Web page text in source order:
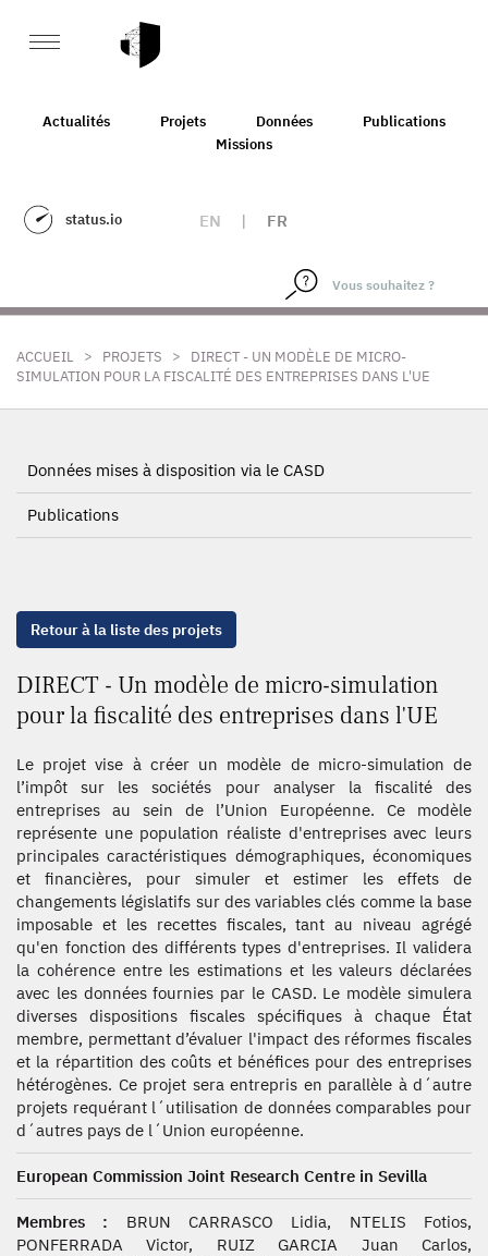
Actualités Projets Données
Publications
Missions
status.io EN | FR
ACCUEIL > PROJETS >
DIRECT - UN MODÈLE DE MICRO-
SIMULATION POUR LA FISCALITÉ DES ENTREPRISES DANS L'UE
Données mises à disposition via le CASD
Publications
Retour à la liste des projets
DIRECT - Un modèle de micro-simulation
pour la fiscalité des entreprises dans l'UE
Le projet vise à créer un modèle de micro-simulation de
l’impôt sur les sociétés pour analyser la fiscalité des
entreprises au sein de l’Union Européenne. Ce modèle
représente une population réaliste d'entreprises avec leurs
principales caractéristiques démographiques, économiques
et financières, pour simuler et estimer les effets de
changements législatifs sur des variables clés comme la base
imposable et les recettes fiscales, tant au niveau agrégé
qu'en fonction des différents types d'entreprises. Il validera
la cohérence entre les estimations et les valeurs déclarées
avec les données fournies par le CASD. Le modèle simulera
diverses dispositions fiscales spécifiques à chaque État
membre, permettant d’évaluer l'impact des réformes fiscales
et la répartition des coûts et bénéfices pour des entreprises
hétérogènes. Ce projet sera entrepris en parallèle à d´autre
projets requérant l´utilisation de données comparables pour
d´autres pays de l´Union européenne.
European Commission Joint Research Centre in Sevilla
Membres : BRUN CARRASCO Lidia, NTELIS Fotios,
PONFERRADA Victor, RUIZ GARCIA Juan Carlos,